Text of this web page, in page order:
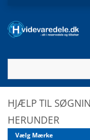
HJÆLP TIL
HERUNDER
Vælg Mærke